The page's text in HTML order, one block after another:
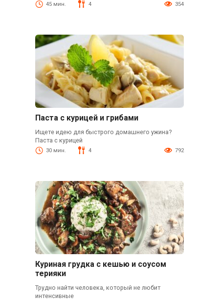
45 мин. 4 354
Паста с курицей и грибами
Ищете идею для быстрого домашнего ужина?
Паста с курицей
30 мин. 4 792
Куриная грудка с кешью и соусом
терияки
Трудно найти человека, который не любит
интенсивные